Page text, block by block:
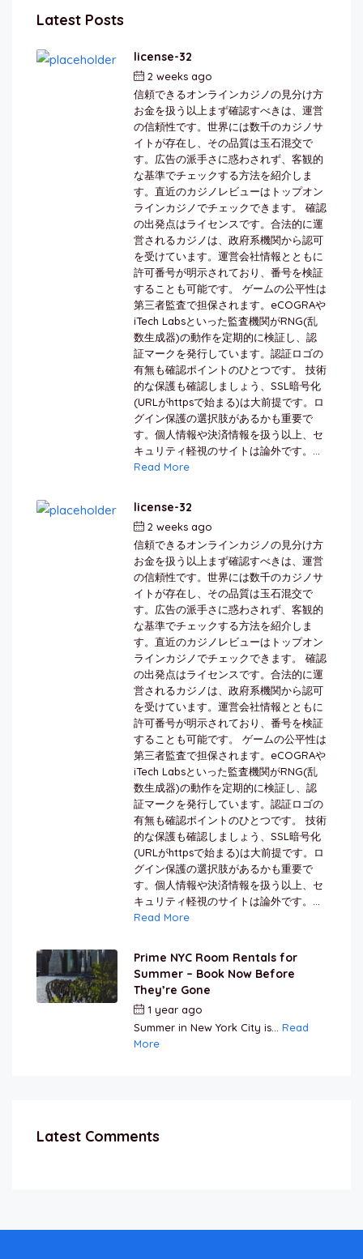
Latest Posts
license-32
2 weeks ago
信頼できるオンラインカジノの見分け方
お金を扱う以上まず確認すべきは、運営
の信頼性です。世界には数千のカジノサ
イトが存在し、その品質は玉石混交で
す。広告の派手さに惑わされず、客観的
な基準でチェックする方法を紹介しま
す。直近のカジノレビューはトップオン
ラインカジノでチェックできます。 確認
の出発点はライセンスです。合法的に運
営されるカジノは、政府系機関から認可
を受けています。運営会社情報とともに
許可番号が明示されており、番号を検証
することも可能です。 ゲームの公平性は
第三者監査で担保されます。eCOGRAや
iTech Labsといった監査機関がRNG(乱
数生成器)の動作を定期的に検証し、認
証マークを発行しています。認証ロゴの
有無も確認ポイントのひとつです。 技術
的な保護も確認しましょう、SSL暗号化
(URLがhttpsで始まる)は大前提です。ロ
グイン保護の選択肢があるかも重要で
す。個人情報や決済情報を扱う以上、セ
キュリティ軽視のサイトは論外です。...
Read More
license-32
2 weeks ago
信頼できるオンラインカジノの見分け方
お金を扱う以上まず確認すべきは、運営
の信頼性です。世界には数千のカジノサ
イトが存在し、その品質は玉石混交で
す。広告の派手さに惑わされず、客観的
な基準でチェックする方法を紹介しま
す。直近のカジノレビューはトップオン
ラインカジノでチェックできます。 確認
の出発点はライセンスです。合法的に運
営されるカジノは、政府系機関から認可
を受けています。運営会社情報とともに
許可番号が明示されており、番号を検証
することも可能です。 ゲームの公平性は
第三者監査で担保されます。eCOGRAや
iTech Labsといった監査機関がRNG(乱
数生成器)の動作を定期的に検証し、認
証マークを発行しています。認証ロゴの
有無も確認ポイントのひとつです。 技術
的な保護も確認しましょう、SSL暗号化
(URLがhttpsで始まる)は大前提です。ロ
グイン保護の選択肢があるかも重要で
す。個人情報や決済情報を扱う以上、セ
キュリティ軽視のサイトは論外です。...
Read More
Prime NYC Room Rentals for
Summer – Book Now Before
They’re Gone
1 year ago
Summer in New York City is... Read
More
Latest Comments